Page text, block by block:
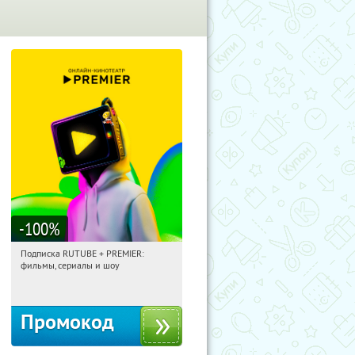
-100%
08:39:31 Получили:
Подписка RUTUBE + PREMIER:
фильмы, сериалы и шоу
Промокод